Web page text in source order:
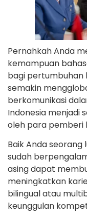
Pernahkah Anda
kemampuan
bagi pertumbuhan
semakin
berkomunikasi
Indonesia menjadi
oleh para pemberi
Baik Anda
sudah
asing dapat
meningkatkan
bilingual atau
keunggulan